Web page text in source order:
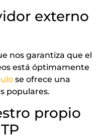
externo
nos garantiza que el
está óptimamente
se ofrece una
populares.
propio